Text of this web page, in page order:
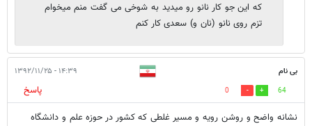
که این جو کار نانو رو میدید به شوخی می گفت منم میخوام
تزم روی نانو (نان و) سعدی کار کنم
بی نام ۱۴:۳۹ - ۱۳۹۲/۱۱/۲۵
64
0
پاسخ
نشانه واضح و روشن رویه و مسیر غلطی که کشور در حوزه علم و دانشگاه